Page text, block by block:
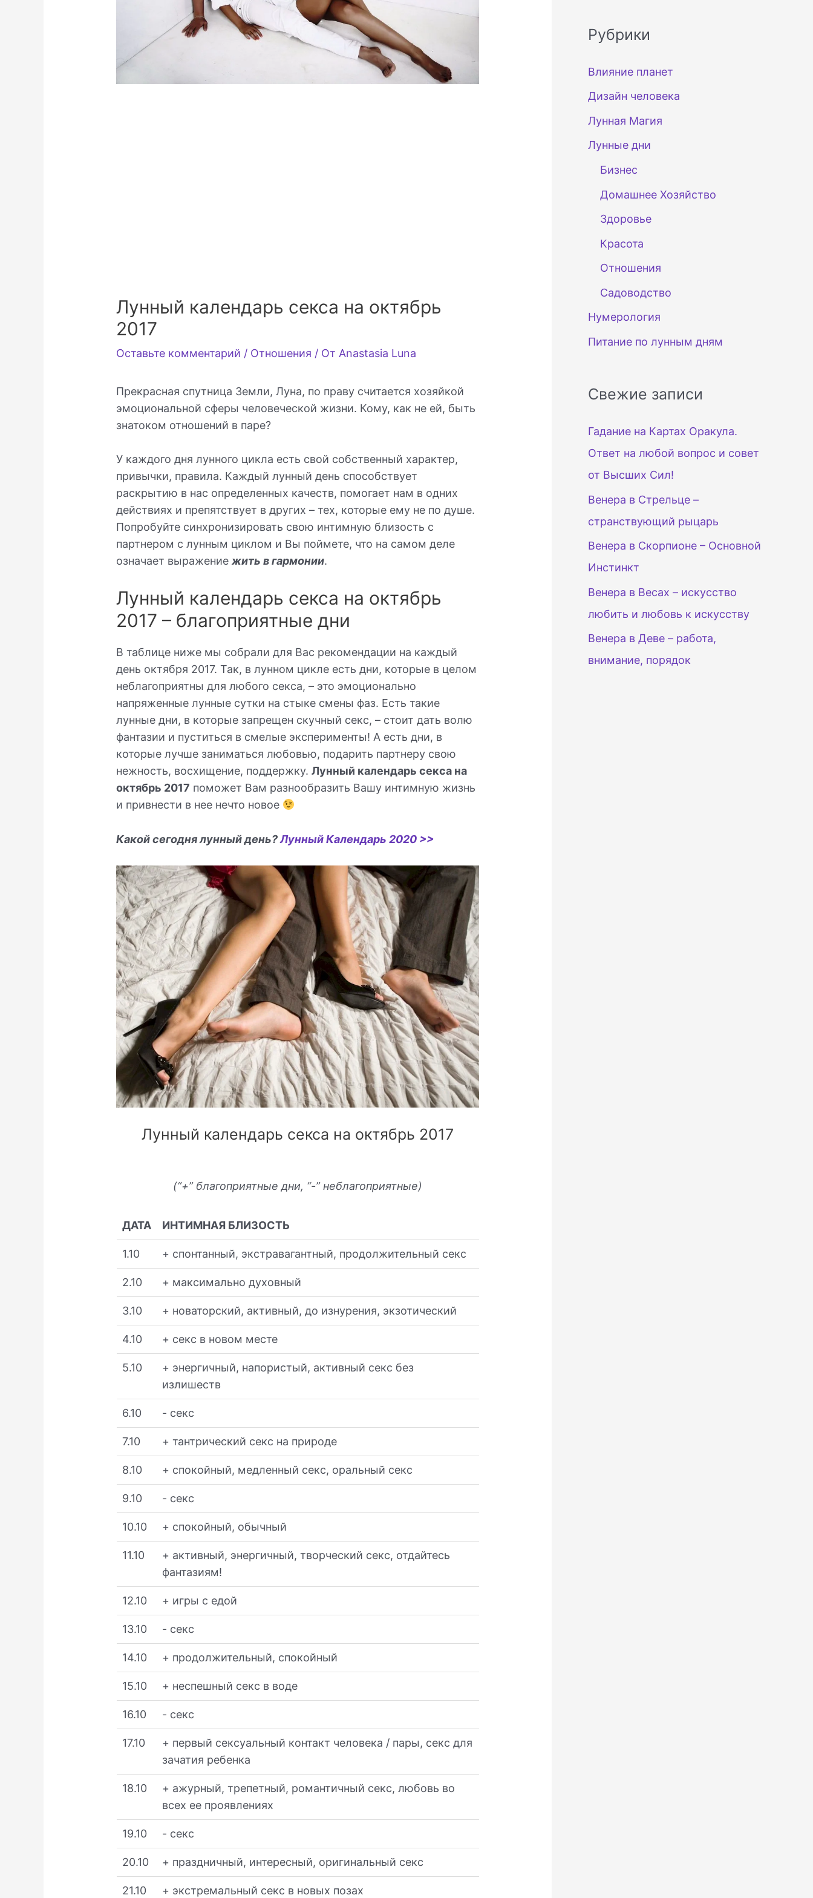
Лунный календарь секса на октябрь
2017
Оставьте комментарий / Отношения / От Anastasia Luna
Прекрасная спутница Земли, Луна, по праву считается хозяйкой
эмоциональной сферы человеческой жизни. Кому, как не ей, быть
знатоком отношений в паре?
У каждого дня лунного цикла есть свой собственный характер,
привычки, правила. Каждый лунный день способствует
раскрытию в нас определенных качеств, помогает нам в одних
действиях и препятствует в других – тех, которые ему не по душе.
Попробуйте синхронизировать свою интимную близость с
партнером с лунным циклом и Вы поймете, что на самом деле
означает выражениежить в гармонии.
Лунный календарь секса на октябрь
2017 – благоприятные дни
В таблице ниже мы собрали для Вас рекомендации на каждый
день октября 2017. Так, в лунном цикле есть дни, которые в целом
неблагоприятны для любого секса, – это эмоционально
напряженные лунные сутки на стыке смены фаз. Есть такие
лунные дни, в которые запрещен скучный секс, – стоит дать волю
фантазии и пуститься в смелые эксперименты! А есть дни, в
которые лучше заниматься любовью, подарить партнеру свою
нежность, восхищение, поддержку.Лунный календарь секса на
октябрь 2017 поможет Вам разнообразить Вашу интимную жизнь
и привнести в нее нечто новое
Какой сегодня лунный день?Лунный Календарь 2020 >>
Лунный календарь секса на октябрь 2017
(“+” благоприятные дни, “-” неблагоприятные)
ДАТА ИНТИМНАЯ БЛИЗОСТЬ
1.10 + спонтанный, экстравагантный, продолжительный секс
2.10 + максимально духовный
3.10 + новаторский, активный, до изнурения, экзотический
4.10 + секс в новом месте
5.10
+ энергичный, напористый, активный секс без
излишеств
6.10 - секс
7.10 + тантрический секс на природе
8.10 + спокойный, медленный секс, оральный секс
9.10 - секс
10.10 + спокойный, обычный
11.10
+ активный, энергичный, творческий секс, отдайтесь
фантазиям!
12.10 + игры с едой
13.10 - секс
14.10 + продолжительный, спокойный
15.10 + неспешный секс в воде
16.10 - секс
17.10
+ первый сексуальный контакт человека / пары, секс для
зачатия ребенка
18.10
+ ажурный, трепетный, романтичный секс, любовь во
всех ее проявлениях
19.10 - секс
20.10 + праздничный, интересный, оригинальный секс
21.10 + экстремальный секс в новых позах
Рубрики
Влияние планет
Дизайн человека
Лунная Магия
Лунные дни
Бизнес
Домашнее Хозяйство
Здоровье
Красота
Отношения
Садоводство
Нумерология
Питание по лунным дням
Свежие записи
Гадание на Картах Оракула.
Ответ на любой вопрос и совет
от Высших Сил!
Венера в Стрельце –
странствующий рыцарь
Венера в Скорпионе – Основной
Инстинкт
Венера в Весах – искусство
любить и любовь к искусству
Венера в Деве – работа,
внимание, порядок